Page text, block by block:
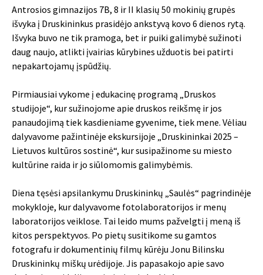
Antrosios gimnazijos 7B, 8 ir II klasių 50 mokinių grupės
išvyka į Druskininkus prasidėjo ankstyvą kovo 6 dienos rytą.
Išvyka buvo ne tik pramoga, bet ir puiki galimybė sužinoti
daug naujo, atlikti įvairias kūrybines užduotis bei patirti
nepakartojamų įspūdžių.
Pirmiausiai vykome į edukacinę programą „Druskos
studijoje“, kur sužinojome apie druskos reikšmę ir jos
panaudojimą tiek kasdieniame gyvenime, tiek mene. Vėliau
dalyvavome pažintinėje ekskursijoje „Druskininkai 2025 –
Lietuvos kultūros sostinė“, kur susipažinome su miesto
kultūrine raida ir jo siūlomomis galimybėmis.
Diena tęsėsi apsilankymu Druskininkų „Saulės“ pagrindinėje
mokykloje, kur dalyvavome fotolaboratorijos ir menų
laboratorijos veiklose. Tai leido mums pažvelgti į meną iš
kitos perspektyvos. Po pietų susitikome su gamtos
fotografu ir dokumentinių filmų kūrėju Jonu Bilinsku
Druskininkų miškų urėdijoje. Jis papasakojo apie savo